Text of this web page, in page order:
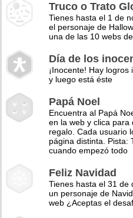
Truco o Trato
Tienes hasta el 1 de
el personaje de
una de las 10 webs
Día de los
¡Inocente! Hay logros
y luego está éste
Papá Noel
Encuentra al Papá
en la web y clica
regalo. Cada usuario
página distinta. Pista:
cuando empezó todo
Feliz Navidad
Tienes hasta el 31 de
un personaje de
web ¿Aceptas el